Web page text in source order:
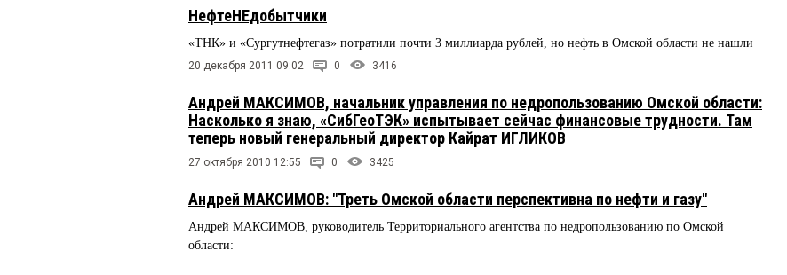
НефтеНЕдобытчики
«ТНК» и «Сургутнефтегаз» потратили почти 3 миллиарда рублей, но нефть в Омской области не нашли
20 декабря 2011 09:02 0 3416
Андрей МАКСИМОВ, начальник управления по недропользованию Омской области:
Насколько я знаю, «СибГеоТЭК» испытывает сейчас финансовые трудности. Там
теперь новый генеральный директор Кайрат ИГЛИКОВ
27 октября 2010 12:55 0 3425
Андрей МАКСИМОВ: "Треть Омской области перспективна по нефти и газу"
Андрей МАКСИМОВ, руководитель Территориального агентства по недропользованию по Омской
области: